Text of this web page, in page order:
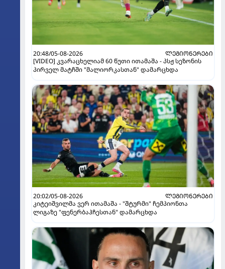
20:48/05-08-2026
ᲚᲔᲒᲘᲝᲜᲔᲠᲔᲑᲘ
[VIDEO] კვარაცხელიამ 60 წუთი ითამაშა - პსჟ სეზონის
პირველ მატჩში "მალიორკასთან" დამარცხდა
20:02/05-08-2026
ᲚᲔᲒᲘᲝᲜᲔᲠᲔᲑᲘ
კიტეიშვილმა ვერ ითამაშა - "შტურმი" ჩემპიონთა
ლიგაზე "ფენერბაჰჩესთან" დამარცხდა